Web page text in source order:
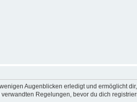
Augenblicken erledigt und ermöglicht
Regelungen, bevor du dich